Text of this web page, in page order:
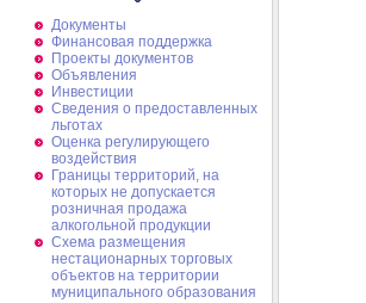
Документы
Финансовая поддержка
Проекты документов
Объявления
Инвестиции
Сведения о предоставленных
льготах
Оценка регулирующего
воздействия
Границы территорий, на
которых не допускается
розничная продажа
алкогольной продукции
Схема размещения
нестационарных торговых
объектов на территории
муниципального образования